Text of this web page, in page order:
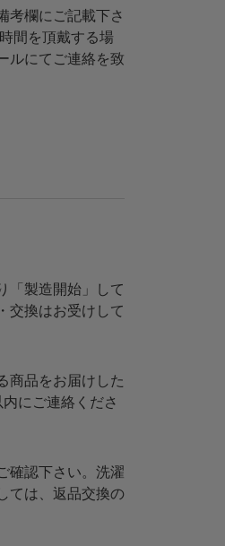
考欄にご記載下さ
間を頂戴する場
ルにてご連絡を致
「製造開始」して
交換はお受けして
商品をお届けした
にご連絡くださ
確認下さい。洗濯
ては、返品交換の